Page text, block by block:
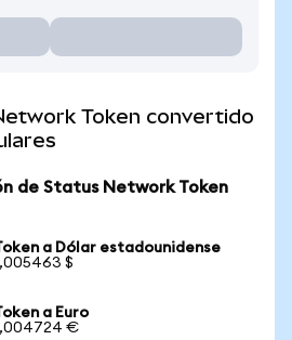
Token convertido
de Status Network Token
a Dólar estadounidense
$
a Euro
€